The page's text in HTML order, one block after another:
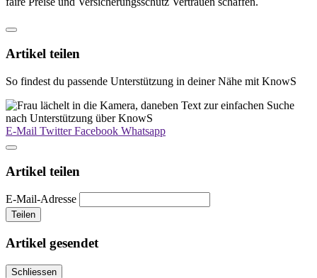
Artikel teilen
So findest du passende Unterstützung in deiner Nähe mit KnowS
E-Mail TwitterFacebook Whatsapp
Artikel teilen
E-Mail-Adresse
Teilen
Artikel gesendet
Schliessen